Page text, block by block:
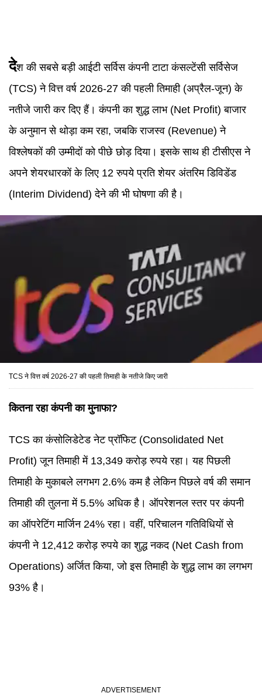
देश की सबसे बड़ी आईटी सर्विस कंपनी टाटा कंसल्टेंसी सर्विसेज
(TCS) ने वित्त वर्ष 2026-27 की पहली तिमाही (अप्रैल-जून) के
नतीजे जारी कर दिए हैं। कंपनी का शुद्ध लाभ (Net Profit) बाजार
के अनुमान से थोड़ा कम रहा, जबकि राजस्व (Revenue) ने
विश्लेषकों की उम्मीदों को पीछे छोड़ दिया। इसके साथ ही टीसीएस ने
अपने शेयरधारकों के लिए 12 रुपये प्रति शेयर अंतरिम डिविडेंड
(Interim Dividend) देने की भी घोषणा की है।
TCS ने वित्त वर्ष 2026-27 की पहली तिमाही के नतीजे किए जारी
कितना रहा कंपनी का मुनाफा?
TCS का कंसोलिडेटेड नेट प्रॉफिट (Consolidated Net
Profit) जून तिमाही में 13,349 करोड़ रुपये रहा। यह पिछली
तिमाही के मुकाबले लगभग 2.6% कम है लेकिन पिछले वर्ष की समान
तिमाही की तुलना में 5.5% अधिक है। ऑपरेशनल स्तर पर कंपनी
का ऑपरेटिंग मार्जिन 24% रहा। वहीं, परिचालन गतिविधियों से
कंपनी ने 12,412 करोड़ रुपये का शुद्ध नकद (Net Cash from
Operations) अर्जित किया, जो इस तिमाही के शुद्ध लाभ का लगभग
93% है।